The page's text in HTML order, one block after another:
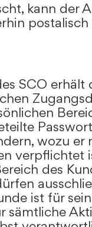
kann der
SCO erhält
wozu er
verpflichtet
des
ist für
sämtliche